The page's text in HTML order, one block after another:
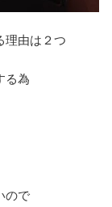
理由は２つ
る為
ので